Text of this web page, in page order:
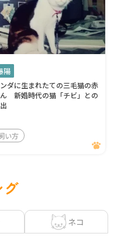
陽
ダに生まれたての三毛猫の赤
新婚時代の猫「チビ」との
い方
グ
ネコ